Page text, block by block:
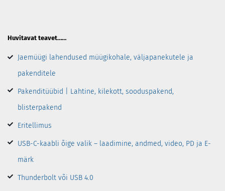
Huvitavat teavet……
Jaemüügi lahendused müügikohale, väljapanekutele ja
pakenditele
Pakenditüübid | Lahtine, kilekott, sooduspakend,
blisterpakend
Eritellimus
USB-C-kaabli õige valik – laadimine, andmed, video, PD ja E-
märk
Thunderbolt või USB 4.0